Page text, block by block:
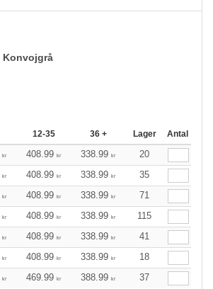
Konvojgrå
12-35 36 + Lager Antal
kr 408.99 kr 338.99 kr
20
kr 408.99 kr 338.99 kr
35
kr 408.99 kr 338.99 kr
71
kr 408.99 kr 338.99 kr
115
kr 408.99 kr 338.99 kr
41
kr 408.99 kr 338.99 kr
18
kr 469.99 kr 388.99 kr 37